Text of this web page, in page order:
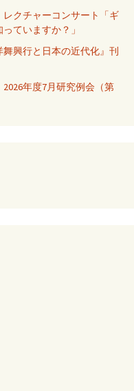
クチャーコンサート「ギ
ていますか？」
舞興行と日本の近代化』刊
年度7月研究例会（第